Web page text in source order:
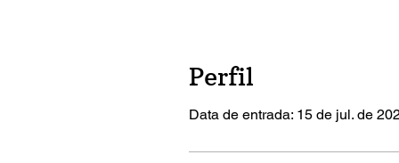
Perfil
Data de entrada: 15 de jul. de